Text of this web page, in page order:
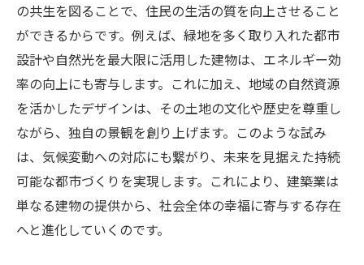
の共生を図ることで、住民の生活の質を向上させること
ができるからです。例えば、緑地を多く取り入れた都市
設計や自然光を最大限に活用した建物は、エネルギー効
率の向上にも寄与します。これに加え、地域の自然資源
を活かしたデザインは、その土地の文化や歴史を尊重し
ながら、独自の景観を創り上げます。このような試み
は、気候変動への対応にも繋がり、未来を見据えた持続
可能な都市づくりを実現します。これにより、建築業は
単なる建物の提供から、社会全体の幸福に寄与する存在
へと進化していくのです。